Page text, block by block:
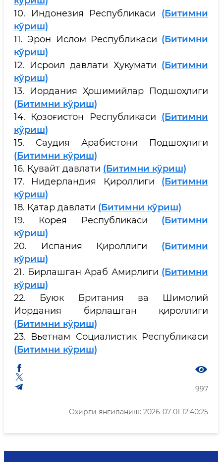
10. Индонезия Республикаси (Битимни
кўриш)
11. Эрон Ислом Республикаси (Битимни
кўриш)
12. Исроил давлати Ҳукумати (Битимни
кўриш)
13. Иордания Ҳошимийлар Подшоҳлиги
(Битимни кўриш)
14. Қозоғистон Республикаси (Битимни
кўриш)
15. Саудия Арабистони Подшоҳлиги
(Битимни кўриш)
16. Қувайт давлати (Битимни кўриш)
17. Нидерландия Қироллиги (Битимни
кўриш)
18. Қатар давлати (Битимни кўриш)
19. Корея Республикаси (Битимни
кўриш)
20. Испания Қироллиги (Битимни
кўриш)
21. Бирлашган Араб Амирлиги (Битимни
кўриш)
22. Буюк Британия ва Шимолий
Иордания бирлашган қироллиги
(Битимни кўриш)
23. Вьетнам Социалистик Республикаси
(Битимни кўриш)
997
Охирги янгиланиш: 2026-07-01 12:40:25